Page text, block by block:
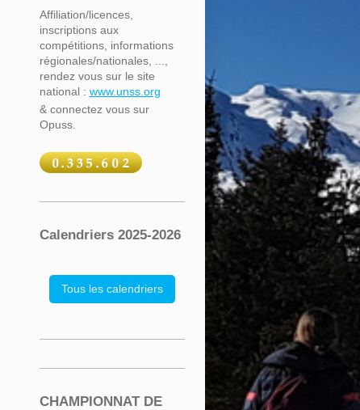
Affiliation/licences,
inscriptions aux
compétitions, informations
régionales/nationales, ...,
rendez vous sur le site
national : www.unss.org
& connectez vous sur
Opuss.
Calendriers 2025-2026
Tous les calendriers
CHAMPIONNAT DE